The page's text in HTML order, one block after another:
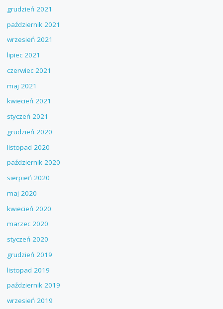
grudzień 2021
październik 2021
wrzesień 2021
lipiec 2021
czerwiec 2021
maj 2021
kwiecień 2021
styczeń 2021
grudzień 2020
listopad 2020
październik 2020
sierpień 2020
maj 2020
kwiecień 2020
marzec 2020
styczeń 2020
grudzień 2019
listopad 2019
październik 2019
wrzesień 2019